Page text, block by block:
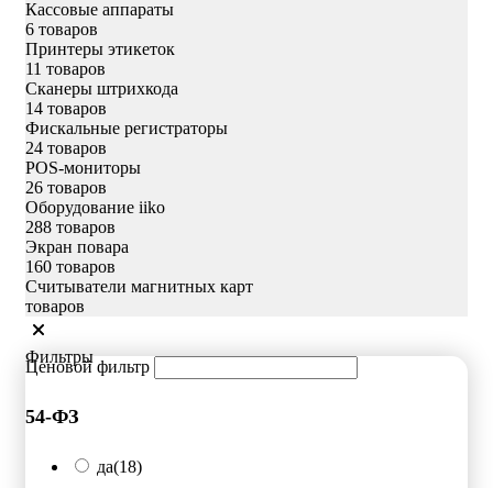
Кассовые аппараты
6 товаров
Принтеры этикеток
11 товаров
Сканеры штрихкода
14 товаров
Фискальные регистраторы
24 товаров
POS-мониторы
26 товаров
Оборудование iiko
288 товаров
Экран повара
160 товаров
Считыватели магнитных карт
товаров
Фильтры
Ценовой фильтр
54-ФЗ
да(18)